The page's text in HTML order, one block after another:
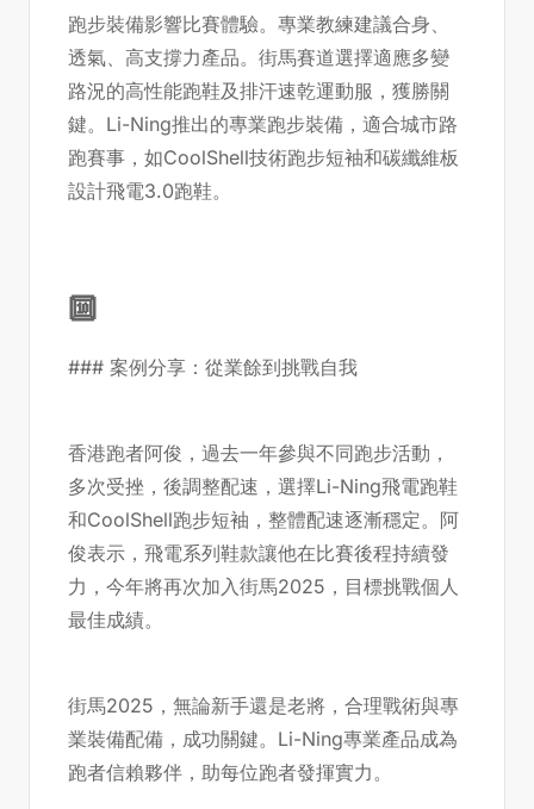
跑步裝備影響比賽體驗。專業教練建議合身、
透氣、高支撐力產品。街馬賽道選擇適應多變
路況的高性能跑鞋及排汗速乾運動服，獲勝關
鍵。Li-Ning推出的專業跑步裝備，適合城市路
跑賽事，如CoolShell技術跑步短袖和碳纖維板
設計飛電3.0跑鞋。
🔟
### 案例分享：從業餘到挑戰自我
香港跑者阿俊，過去一年參與不同跑步活動，
多次受挫，後調整配速，選擇Li-Ning飛電跑鞋
和CoolShell跑步短袖，整體配速逐漸穩定。阿
俊表示，飛電系列鞋款讓他在比賽後程持續發
力，今年將再次加入街馬2025，目標挑戰個人
最佳成績。
街馬2025，無論新手還是老將，合理戰術與專
業裝備配備，成功關鍵。Li-Ning專業產品成為
跑者信賴夥伴，助每位跑者發揮實力。